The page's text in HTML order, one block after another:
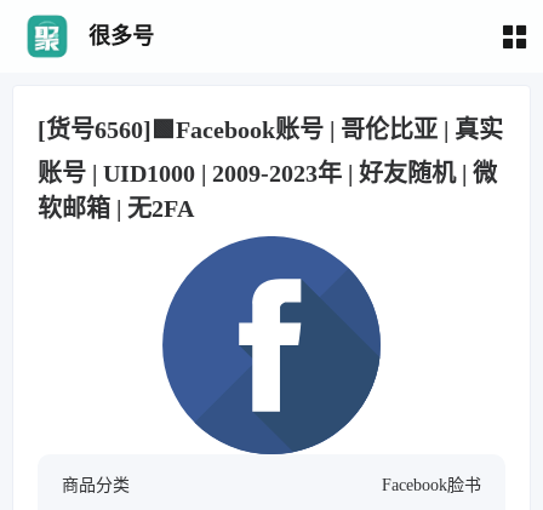
很多号
[货号6560]🟩Facebook账号 | 哥伦比亚 | 真实
账号 | UID1000 | 2009-2023年 | 好友随机 | 微
软邮箱 | 无2FA
商品分类 Facebook脸书